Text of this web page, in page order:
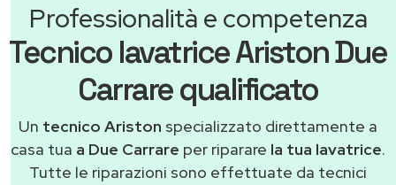
Professionalità e competenza
Tecnico lavatrice Ariston Due
Carrare qualificato
Un tecnico Ariston specializzato direttamente a
casa tua a Due Carrare per riparare la tua lavatrice.
Tutte le riparazioni sono effettuate da tecnici